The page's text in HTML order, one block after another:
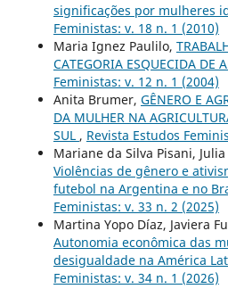
significações por mulheres
Feministas: v. 18 n. 1 (2010)
Maria Ignez Paulilo,
CATEGORIA ESQUECIDA DE
Feministas: v. 12 n. 1 (2004)
Anita Brumer, GÊNERO E
DA MULHER NA
SUL , Revista Estudos
Mariane da Silva Pisani,
Violências de gênero e
futebol na Argentina e no
Feministas: v. 33 n. 2 (2025)
Martina Yopo Díaz, Javiera
Autonomia econômica das
desigualdade na América
Feministas: v. 34 n. 1 (2026)